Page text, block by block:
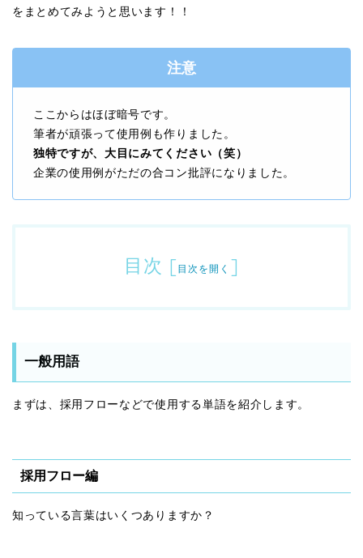
をまとめてみようと思います！！
注意
ここからはほぼ暗号です。
筆者が頑張って使用例も作りました。
独特ですが、大目にみてください（笑）
企業の使用例がただの合コン批評になりました。
目次 [ 目次を開く ]
一般用語
まずは、採用フローなどで使用する単語を紹介します。
採用フロー編
知っている言葉はいくつありますか？